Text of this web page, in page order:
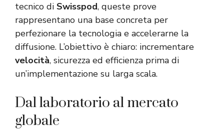
tecnico di Swisspod, queste prove
rappresentano una base concreta per
perfezionare la tecnologia e accelerarne la
diffusione. L’obiettivo è chiaro: incrementare
velocità, sicurezza ed efficienza prima di
un’implementazione su larga scala.
Dal laboratorio al mercato
globale